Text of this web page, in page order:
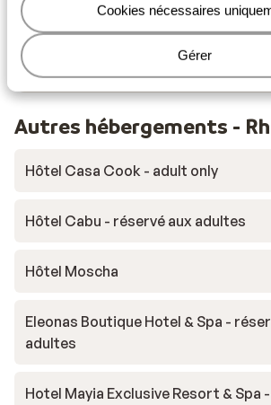
Cookies nécessaires
Gérer
Distance à la pharmacie la plus
mètres
Sur une route principale
Autres hébergements -
Hôtel Casa Cook - adult only
Hôtel Cabu - réservé aux adultes
Hôtel Moscha
Eleonas Boutique Hotel & Spa -
adultes
Hotel Mayia Exclusive Resort & Spa